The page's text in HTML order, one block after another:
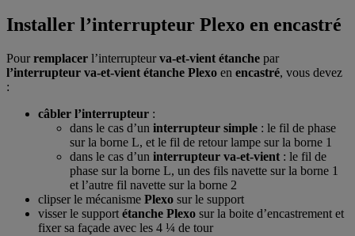
Installer l’interrupteur Plexo en encastré
Pourremplacer l’interrupteurva-et-vient étanche par
l’interrupteur va-et-vient étanche Plexo en encastré, vous devez
:
câbler l’interrupteur :
dans le cas d’un interrupteur simple : le fil de phase
sur la borne L, et le fil de retour lampe sur la borne 1
dans le cas d’un interrupteur va-et-vient : le fil de
phase sur la borne L, un des fils navette sur la borne 1
et l’autre fil navette sur la borne 2
clipser le mécanisme Plexo sur le support
visser le support étanche Plexo sur la boite d’encastrement et
fixer sa façade avec les 4 ¼ de tour